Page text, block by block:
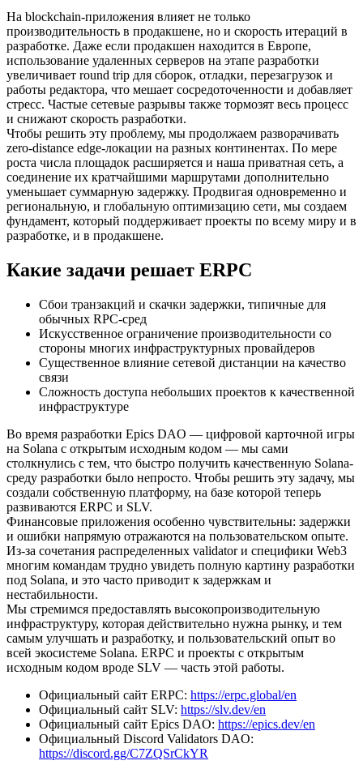
На blockchain-приложения влияет не только
производительность в продакшене, но и скорость итераций в
разработке. Даже если продакшен находится в Европе,
использование удаленных серверов на этапе разработки
увеличивает round trip для сборок, отладки, перезагрузок и
работы редактора, что мешает сосредоточенности и добавляет
стресс. Частые сетевые разрывы также тормозят весь процесс
и снижают скорость разработки.
Чтобы решить эту проблему, мы продолжаем разворачивать
zero-distance edge-локации на разных континентах. По мере
роста числа площадок расширяется и наша приватная сеть, а
соединение их кратчайшими маршрутами дополнительно
уменьшает суммарную задержку. Продвигая одновременно и
региональную, и глобальную оптимизацию сети, мы создаем
фундамент, который поддерживает проекты по всему миру и в
разработке, и в продакшене.
Какие задачи решает ERPC
Сбои транзакций и скачки задержки, типичные для
обычных RPC-сред
Искусственное ограничение производительности со
стороны многих инфраструктурных провайдеров
Существенное влияние сетевой дистанции на качество
связи
Сложность доступа небольших проектов к качественной
инфраструктуре
Во время разработки Epics DAO — цифровой карточной игры
на Solana с открытым исходным кодом — мы сами
столкнулись с тем, что быстро получить качественную Solana-
среду разработки было непросто. Чтобы решить эту задачу, мы
создали собственную платформу, на базе которой теперь
развиваются ERPC и SLV.
Финансовые приложения особенно чувствительны: задержки
и ошибки напрямую отражаются на пользовательском опыте.
Из-за сочетания распределенных validator и специфики Web3
многим командам трудно увидеть полную картину разработки
под Solana, и это часто приводит к задержкам и
нестабильности.
Мы стремимся предоставлять высокопроизводительную
инфраструктуру, которая действительно нужна рынку, и тем
самым улучшать и разработку, и пользовательский опыт во
всей экосистеме Solana. ERPC и проекты с открытым
исходным кодом вроде SLV — часть этой работы.
Официальный сайт ERPC: https://erpc.global/en
Официальный сайт SLV: https://slv.dev/en
Официальный сайт Epics DAO: https://epics.dev/en
Официальный Discord Validators DAO:
https://discord.gg/C7ZQSrCkYR